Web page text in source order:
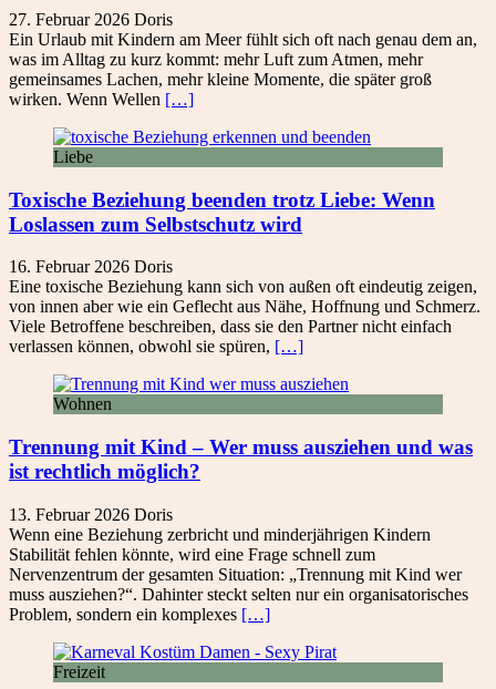
27. Februar 2026 Doris
Ein Urlaub mit Kindern am Meer fühlt sich oft nach genau dem an,
was im Alltag zu kurz kommt: mehr Luft zum Atmen, mehr
gemeinsames Lachen, mehr kleine Momente, die später groß
wirken. Wenn Wellen […]
Liebe
Toxische Beziehung beenden trotz Liebe: Wenn
Loslassen zum Selbstschutz wird
16. Februar 2026 Doris
Eine toxische Beziehung kann sich von außen oft eindeutig zeigen,
von innen aber wie ein Geflecht aus Nähe, Hoffnung und Schmerz.
Viele Betroffene beschreiben, dass sie den Partner nicht einfach
verlassen können, obwohl sie spüren, […]
Wohnen
Trennung mit Kind – Wer muss ausziehen und was
ist rechtlich möglich?
13. Februar 2026 Doris
Wenn eine Beziehung zerbricht und minderjährigen Kindern
Stabilität fehlen könnte, wird eine Frage schnell zum
Nervenzentrum der gesamten Situation: „Trennung mit Kind wer
muss ausziehen?“. Dahinter steckt selten nur ein organisatorisches
Problem, sondern ein komplexes […]
Freizeit